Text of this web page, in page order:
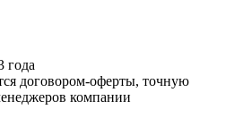
года
договором-оферты, точную
компании